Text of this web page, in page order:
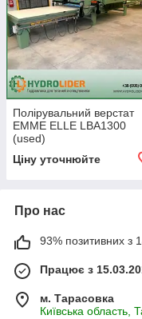
Полірувальний верстат
EMME ELLE LBA1300
(used)
Ціну уточнюйте
Про нас
93% позитивних з
Працює з
м. Тарасовка
Київська область,